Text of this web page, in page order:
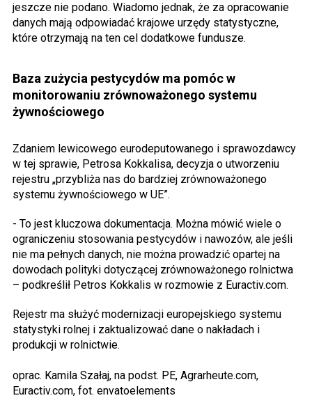
jeszcze nie podano. Wiadomo jednak, że za opracowanie
danych mają odpowiadać krajowe urzędy statystyczne,
które otrzymają na ten cel dodatkowe fundusze.
Baza zużycia pestycydów ma pomóc w
monitorowaniu zrównoważonego systemu
żywnościowego
Zdaniem lewicowego eurodeputowanego i sprawozdawcy
w tej sprawie, Petrosa Kokkalisa, decyzja o utworzeniu
rejestru „przybliża nas do bardziej zrównoważonego
systemu żywnościowego w UE”.
- To jest kluczowa dokumentacja. Można mówić wiele o
ograniczeniu stosowania pestycydów i nawozów, ale jeśli
nie ma pełnych danych, nie można prowadzić opartej na
dowodach polityki dotyczącej zrównoważonego rolnictwa
– podkreślił Petros Kokkalis w rozmowie z Euractiv.com.
Rejestr ma służyć modernizacji europejskiego systemu
statystyki rolnej i zaktualizować dane o nakładach i
produkcji w rolnictwie.
oprac. Kamila Szałaj, na podst. PE, Agrarheute.com,
Euractiv.com, fot. envatoelements